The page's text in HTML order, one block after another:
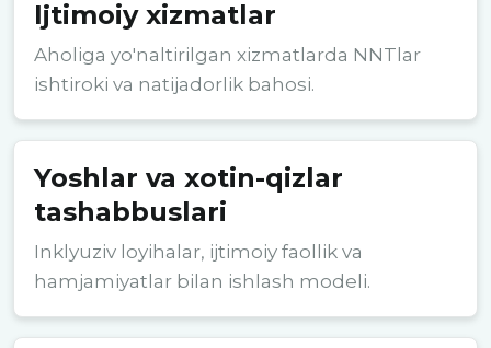
Ijtimoiy xizmatlar
Aholiga yo'naltirilgan xizmatlarda NNTlar
ishtiroki va natijadorlik bahosi.
Yoshlar va xotin-qizlar
tashabbuslari
Inklyuziv loyihalar, ijtimoiy faollik va
hamjamiyatlar bilan ishlash modeli.